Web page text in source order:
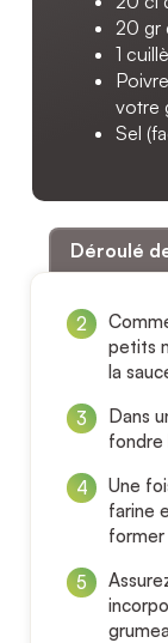
20 gr
1
votre
Sel
Déroulé
petits
la
Dans
fondre
Une
farine
former